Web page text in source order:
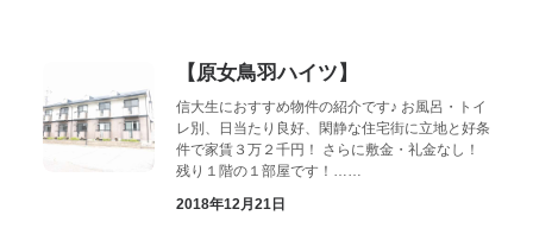
【原女鳥羽ハイツ】
信大生におすすめ物件の紹介です♪ お風呂・トイ
レ別、日当たり良好、閑静な住宅街に立地と好条
件で家賃３万２千円！ さらに敷金・礼金なし！
残り１階の１部屋です！……
2018年12月21日